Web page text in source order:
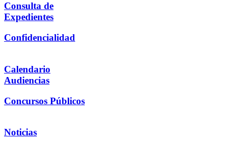
Consulta de
Expedientes
Confidencialidad
Calendario
Audiencias
Concursos Públicos
Noticias